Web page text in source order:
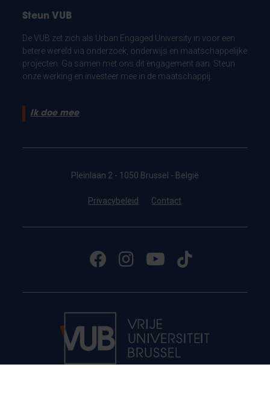
Steun VUB
De VUB zet zich als Urban Engaged University in voor een
betere wereld via onderzoek, onderwijs en maatschappelijke
projecten. Ga samen met ons dit engagement aan. Steun
onze werking en investeer mee in de maatschappij.
Ik doe mee
Pleinlaan 2 - 1050 Brussel - België
Privacybeleid Contact